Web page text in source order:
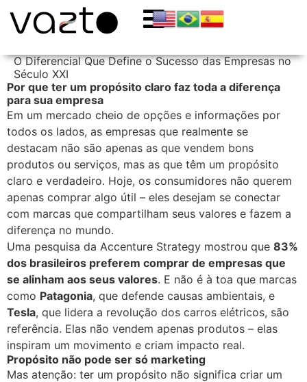
O Diferencial Que Define o Sucesso das Empresas no
Século XXI
Por que ter um propósito claro faz toda a diferença
para sua empresa
Em um mercado cheio de opções e informações por
todos os lados, as empresas que realmente se
destacam não são apenas as que vendem bons
produtos ou serviços, mas as que têm um propósito
claro e verdadeiro. Hoje, os consumidores não querem
apenas comprar algo útil – eles desejam se conectar
com marcas que compartilham seus valores e fazem a
diferença no mundo.
Uma pesquisa da Accenture Strategy mostrou que 83%
dos brasileiros preferem comprar de empresas que
se alinham aos seus valores. E não é à toa que marcas
como Patagonia, que defende causas ambientais, e
Tesla, que lidera a revolução dos carros elétricos, são
referência. Elas não vendem apenas produtos – elas
inspiram um movimento e criam impacto real.
Propósito não pode ser só marketing
Mas atenção: ter um propósito não significa criar um